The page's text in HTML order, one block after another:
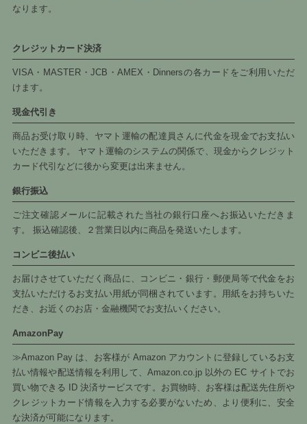
なります。
クレジットカード決済
VISA・MASTER・JCB・AMEX・Dinnersの各カードをご利用いただ
けます。
現金代引き
商品お受け取り時、ヤマト運輸の配達員さんに代金を現金でお支払い
いただきます。 ヤマト運輸のシステムの関係で、現金からクレジット
カード代引などに後から変更は出来ません。
銀行振込
ご注文確認メールに記載された当社の銀行口座へお振込いただきま
す。 振込確認後、２営業日以内に商品を発送いたします。
コンビニ後払い
お届けさせていただく商品に、コンビニ・銀行・郵便局等で代金をお
支払いただけるお支払い用紙が同梱されています。用紙をお持ちいた
だき、お近くのお店・金融機関でお支払いください。
AmazonPay
≫Amazon Pay は、お客様が Amazon アカウントに登録しているお支
払い情報や配送情報を利用して、Amazon.co.jp 以外の EC サイトでお
買い物できる ID 決済サービスです。お買物時、お客様は配送先住所や
クレジットカード情報を入力する必要がないため、より便利に、安全
な決済が可能になります。